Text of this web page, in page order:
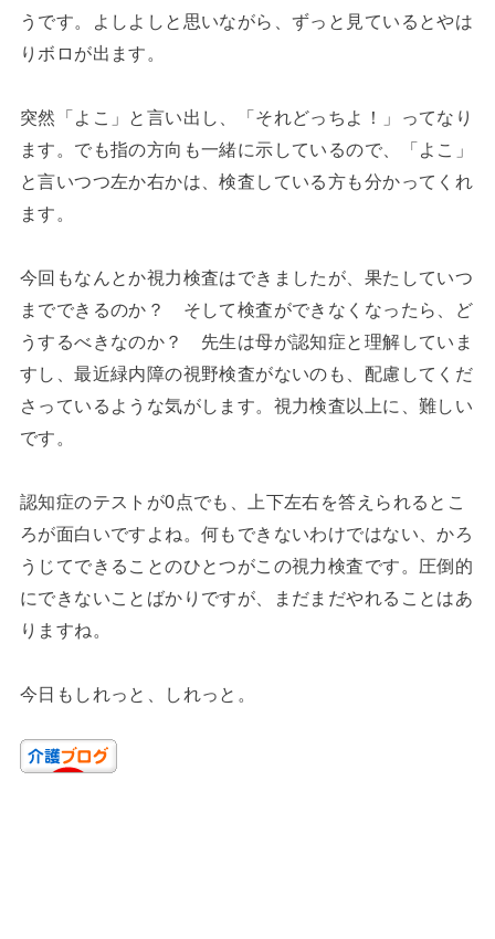
うです。よしよしと思いながら、ずっと見ているとやは
りボロが出ます。
突然「よこ」と言い出し、「それどっちよ！」ってなり
ます。でも指の方向も一緒に示しているので、「よこ」
と言いつつ左か右かは、検査している方も分かってくれ
ます。
今回もなんとか視力検査はできましたが、果たしていつ
までできるのか？ そして検査ができなくなったら、ど
うするべきなのか？ 先生は母が認知症と理解していま
すし、最近緑内障の視野検査がないのも、配慮してくだ
さっているような気がします。視力検査以上に、難しい
です。
認知症のテストが0点でも、上下左右を答えられるとこ
ろが面白いですよね。何もできないわけではない、かろ
うじてできることのひとつがこの視力検査です。圧倒的
にできないことばかりですが、まだまだやれることはあ
りますね。
今日もしれっと、しれっと。